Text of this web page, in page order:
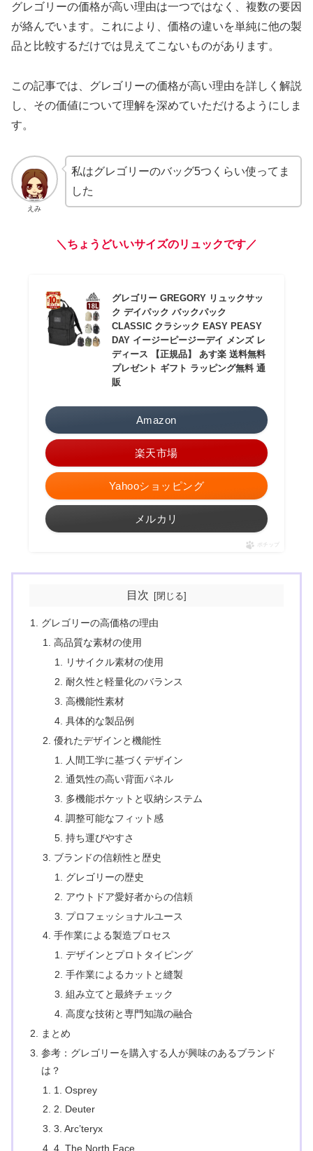
グレゴリーの価格が高い理由は一つではなく、複数の要因
が絡んでいます。これにより、価格の違いを単純に他の製
品と比較するだけでは見えてこないものがあります。
この記事では、グレゴリーの価格が高い理由を詳しく解説
し、その価値について理解を深めていただけるようにしま
す。
えみ
私はグレゴリーのバッグ5つくらい使ってま
した
＼ちょうどいいサイズのリュックです／
グレゴリー GREGORY リュックサッ
ク デイパック バックパック
CLASSIC クラシック EASY PEASY
DAY イージーピージーデイ メンズ レ
ディース 【正規品】 あす楽 送料無料
プレゼント ギフト ラッピング無料 通
販
Amazon
楽天市場
Yahooショッピング
メルカリ
ポチップ
目次
グレゴリーの高価格の理由
高品質な素材の使用
リサイクル素材の使用
耐久性と軽量化のバランス
高機能性素材
具体的な製品例
優れたデザインと機能性
人間工学に基づくデザイン
通気性の高い背面パネル
多機能ポケットと収納システム
調整可能なフィット感
持ち運びやすさ
ブランドの信頼性と歴史
グレゴリーの歴史
アウトドア愛好者からの信頼
プロフェッショナルユース
手作業による製造プロセス
デザインとプロトタイピング
手作業によるカットと縫製
組み立てと最終チェック
高度な技術と専門知識の融合
まとめ
参考：グレゴリーを購入する人が興味のあるブランド
は？
1. Osprey
2. Deuter
3. Arc’teryx
4. The North Face